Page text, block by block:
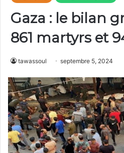
Gaza : le bilan
861 martyrs et
tawassoul septembre 5, 2024